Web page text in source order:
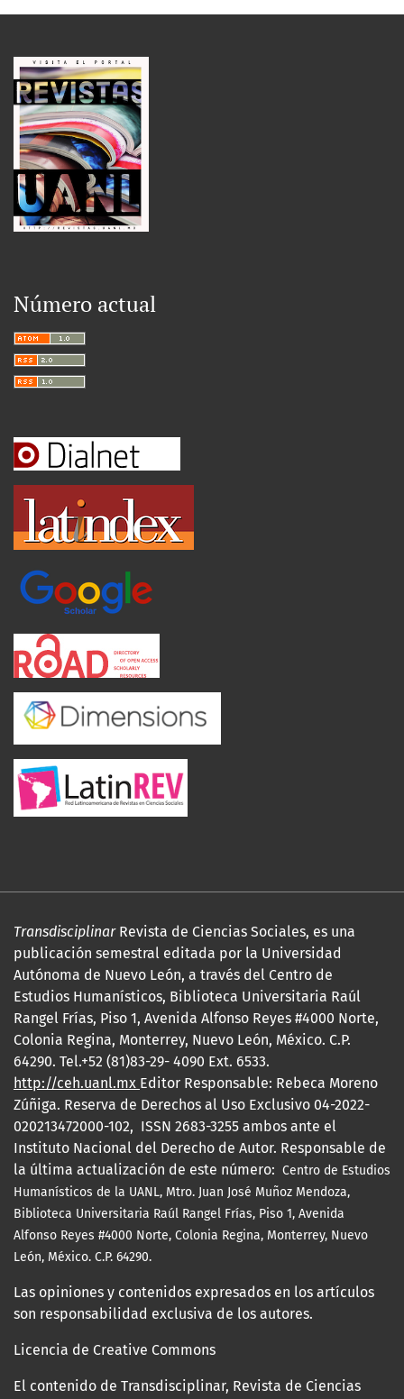
Número actual
TransdisciplinarRevista de Ciencias Sociales, es una
publicación semestral editada por la Universidad
Autónoma de Nuevo León, a través del Centro de
Estudios Humanísticos, Biblioteca Universitaria Raúl
Rangel Frías, Piso 1, Avenida Alfonso Reyes #4000 Norte,
Colonia Regina, Monterrey, Nuevo León, México. C.P.
64290. Tel.+52 (81)83-29- 4090 Ext. 6533.
http://ceh.uanl.mx Editor Responsable: Rebeca Moreno
Zúñiga. Reserva de Derechos al Uso Exclusivo 04-2022-
020213472000-102, ISSN 2683-3255 ambos ante el
Instituto Nacional del Derecho de Autor. Responsable de
la última actualización de este número: Centro de Estudios
Humanísticos de la UANL, Mtro. Juan José Muñoz Mendoza,
Biblioteca Universitaria Raúl Rangel Frías, Piso 1, Avenida
Alfonso Reyes #4000 Norte, Colonia Regina, Monterrey, Nuevo
León, México. C.P. 64290.
Las opiniones y contenidos expresados en los artículos
son responsabilidad exclusiva de los autores.
Licencia de Creative Commons
El contenido de Transdisciplinar, Revista de Ciencias